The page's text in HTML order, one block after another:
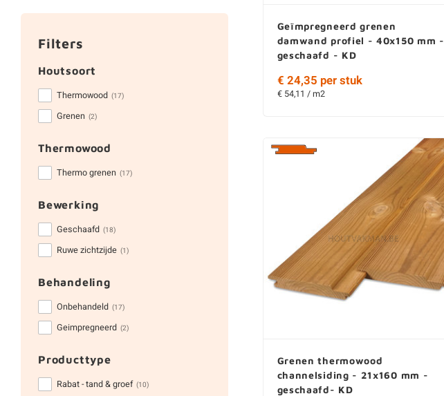
Filters
Houtsoort
Thermowood (17)
Grenen (2)
Thermowood
Thermo grenen (17)
Bewerking
Geschaafd (18)
Ruwe zichtzijde (1)
Behandeling
Onbehandeld (17)
Geimpregneerd (2)
Producttype
Rabat - tand & groef (10)
Geïmpregneerd grenen
damwand profiel - 40x150 mm -
geschaafd - KD
€ 24,35 per stuk
€ 54,11 / m2
Grenen thermowood
channelsiding - 21x160 mm -
geschaafd- KD